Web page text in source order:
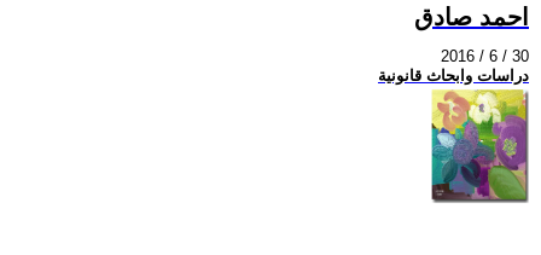
احمد صادق
2016 / 6 / 30
دراسات وابحاث قانونية